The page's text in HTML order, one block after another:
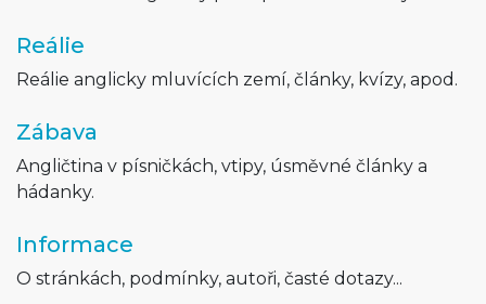
Reálie
Reálie anglicky mluvících zemí, články, kvízy, apod.
Zábava
Angličtina v písničkách, vtipy, úsměvné články a
hádanky.
Informace
O stránkách, podmínky, autoři, časté dotazy...